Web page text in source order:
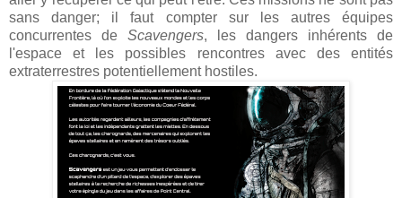
sans danger; il faut compter sur les autres équipes
concurrentes de Scavengers, les dangers inhérents de
l'espace et les possibles rencontres avec des entités
extraterrestres potentiellement hostiles.